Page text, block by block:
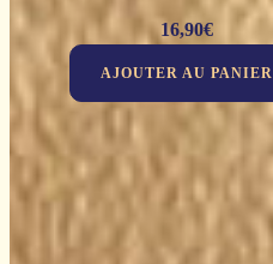
16,90€
AJOUTER AU PANIER